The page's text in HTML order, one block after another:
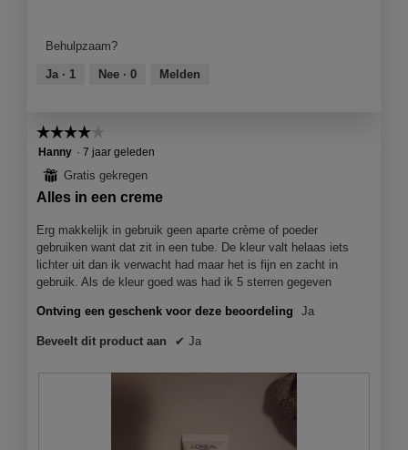
5
van
Behulpzaam?
Ja · 1 Nee · 0 Melden
☆☆☆☆☆
☆☆☆☆☆
4
sterren.
Hanny · 7 jaar geleden
⊞ Gratis gekregen
Alles in een creme
Erg makkelijk in gebruik geen aparte crème of poeder
gebruiken want dat zit in een tube. De kleur valt helaas iets
lichter uit dan ik verwacht had maar het is fijn en zacht in
gebruik. Als de kleur goed was had ik 5 sterren gegeven
Ontving een geschenk voor deze beoordeling Ja
Beveelt dit product aan ✔ Ja